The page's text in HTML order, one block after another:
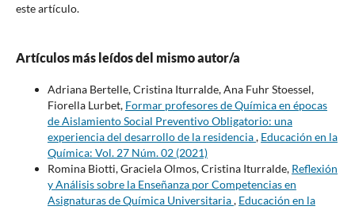
este artículo.
Artículos más leídos del mismo autor/a
Adriana Bertelle, Cristina Iturralde, Ana Fuhr Stoessel,
Fiorella Lurbet, Formar profesores de Química en épocas
de Aislamiento Social Preventivo Obligatorio: una
experiencia del desarrollo de la residencia, Educación en la
Química: Vol. 27 Núm. 02 (2021)
Romina Biotti, Graciela Olmos, Cristina Iturralde, Reflexión
y Análisis sobre la Enseñanza por Competencias en
Asignaturas de Química Universitaria, Educación en la